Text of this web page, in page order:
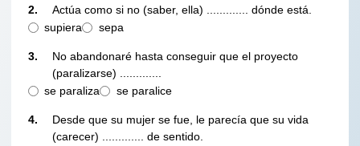
2.
Actúa como si no (saber, ella) ............. dónde está.
supiera
sepa
3.
No abandonaré hasta conseguir que el proyecto
(paralizarse) .............
se paraliza
se paralice
4.
Desde que su mujer se fue, le parecía que su vida
(carecer) ............. de sentido.